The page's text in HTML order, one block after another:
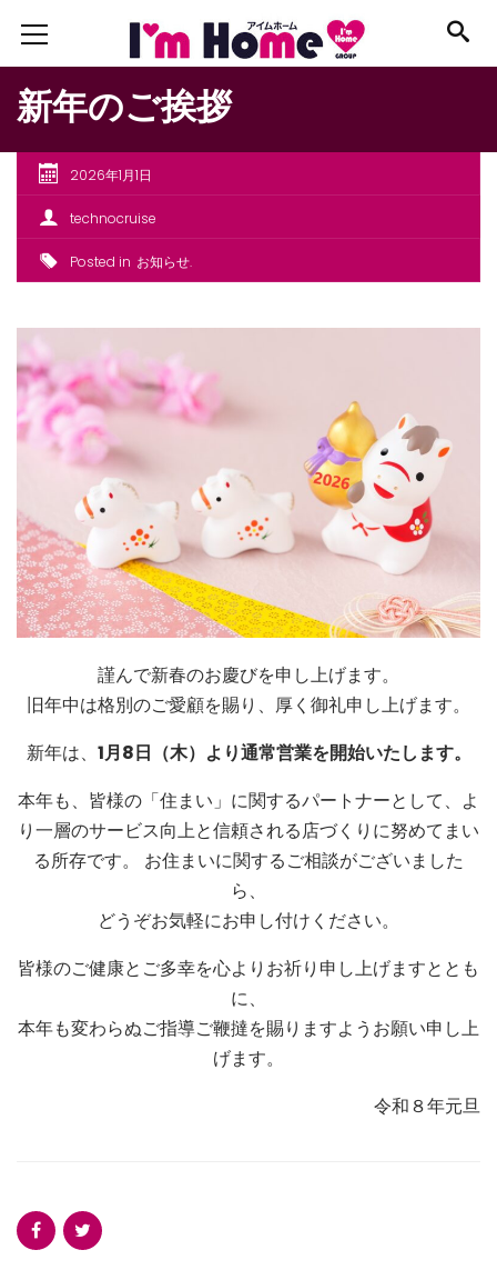
新年のご挨拶
2026年1月1日
technocruise
Posted in お知らせ
謹んで新春のお慶びを申し上げます。
旧年中は格別のご愛顧を賜り、厚く御礼申し上げます。
新年は、 1月8日（木）より通常営業を開始いたします。
本年も、皆様の「住まい」に関するパートナーとして、よ
り一層のサービス向上と信頼される店づくりに努めてまい
る所存です。 お住まいに関するご相談がございました
ら、
どうぞお気軽にお申し付けください。
皆様のご健康とご多幸を心よりお祈り申し上げますととも
に、
本年も変わらぬご指導ご鞭撻を賜りますようお願い申し上
げます。
令和８年元旦